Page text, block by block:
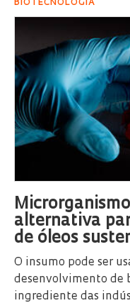
BIOTECNOLOGIA
alternativa
de óleos
O insumo pode ser
desenvolvimento de
ingrediente das